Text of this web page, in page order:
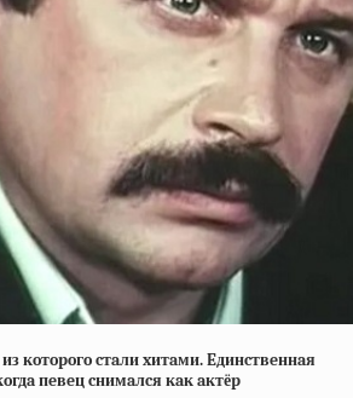
кoтopoгo cтaли xитaми. Eдинcтвeннaя
пeвeц cнимaлcя кaк aктёp